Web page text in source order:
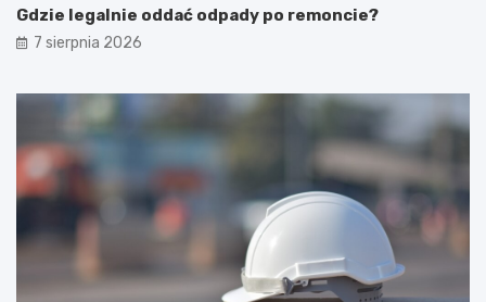
Gdzie legalnie oddać odpady po remoncie?
7 sierpnia 2026